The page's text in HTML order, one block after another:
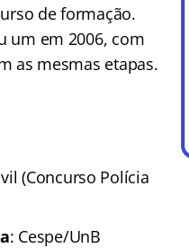
de formação.
um em 2006, com
as mesmas etapas.
(Concurso Polícia
: Cespe/UnB